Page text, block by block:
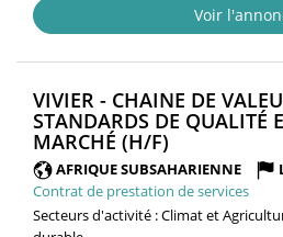
Voir
VIVIER - CHAINE DE
STANDARDS DE QUALITÉ
MARCHÉ (H/F) (NOUVELLE
FENÊTRE)
AFRIQUE SUBSAHARIENNE
Contrat de prestation de services
Secteurs d'activité :Climat et